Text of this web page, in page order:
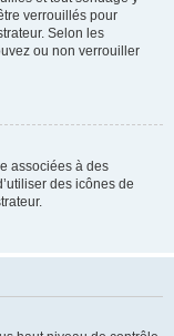
verrouillés pour
Selon les
ou non verrouiller
associées à des
des icônes de